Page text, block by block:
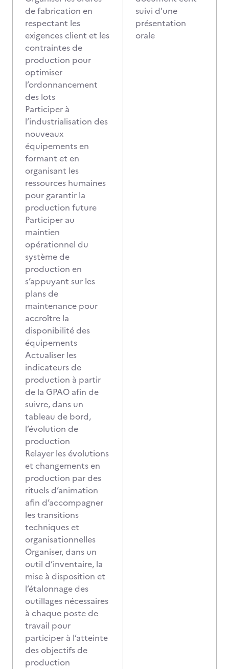
de fabrication en
respectant les
exigences client et les
contraintes de
production pour
optimiser
l’ordonnancement
des lots
Participer à
l’industrialisation des
nouveaux
équipements en
formant et en
organisant les
ressources humaines
pour garantir la
production future
Participer au
maintien
opérationnel du
système de
production en
s’appuyant sur les
plans de
maintenance pour
accroître la
disponibilité des
équipements
Actualiser les
indicateurs de
production à partir
de la GPAO afin de
suivre, dans un
tableau de bord,
l’évolution de
production
Relayer les évolutions
et changements en
production par des
rituels d’animation
afin d’accompagner
les transitions
techniques et
organisationnelles
Organiser, dans un
outil d’inventaire, la
mise à disposition et
l’étalonnage des
outillages nécessaires
à chaque poste de
travail pour
participer à l’atteinte
des objectifs de
production
suivi d'une
présentation
orale